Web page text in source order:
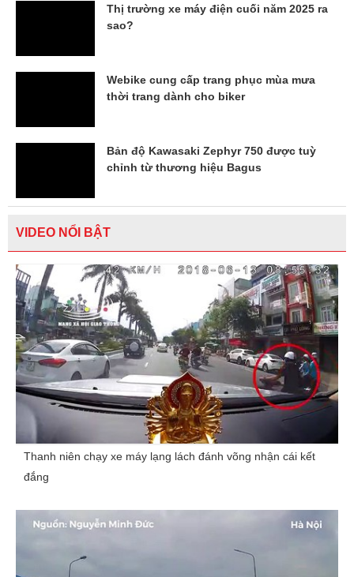
Thị trường xe máy điện cuối năm 2025 ra
sao?
Webike cung cấp trang phục mùa mưa
thời trang dành cho biker
Bản độ Kawasaki Zephyr 750 được tuỳ
chỉnh từ thương hiệu Bagus
VIDEO NỔI BẬT
Thanh niên chạy xe máy lạng lách đánh võng nhận cái kết
đắng